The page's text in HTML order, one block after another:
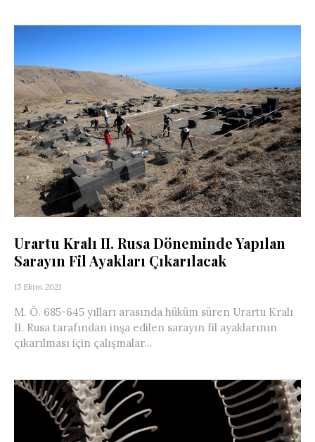
Urartu Kralı II. Rusa Döneminde Yapılan
Sarayın Fil Ayakları Çıkarılacak
15 Ekim 2021
M. Ö. 685-645 yılları arasında hüküm süren Urartu Kralı
II. Rusa tarafından inşa edilen sarayın fil ayaklarının
çıkarılması için çalışmalar...